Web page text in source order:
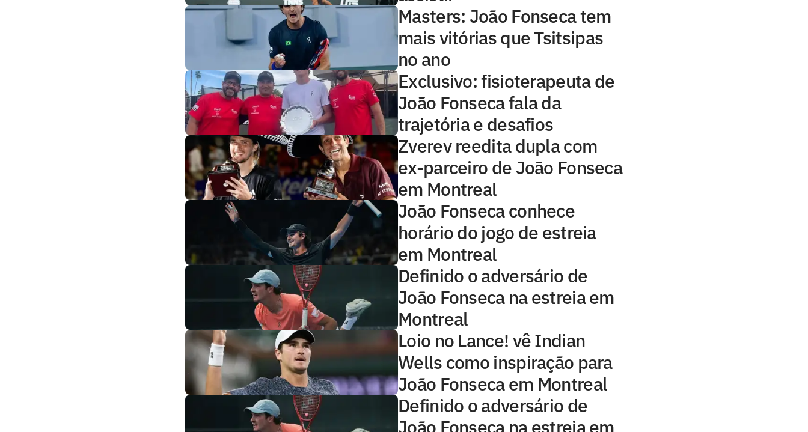
Masters: João Fonseca tem
mais vitórias que Tsitsipas
no ano
Exclusivo: fisioterapeuta de
João Fonseca fala da
trajetória e desafios
Zverev reedita dupla com
ex-parceiro de João Fonseca
em Montreal
João Fonseca conhece
horário do jogo de estreia
em Montreal
Definido o adversário de
João Fonseca na estreia em
Montreal
Loio no Lance! vê Indian
Wells como inspiração para
João Fonseca em Montreal
Definido o adversário de
João Fonseca na estreia em